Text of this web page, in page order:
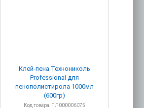
Клей-пена Технониколь
Professional для
пенополистирола 1000мл
(600гр)
Код товара: ПЛ000006075